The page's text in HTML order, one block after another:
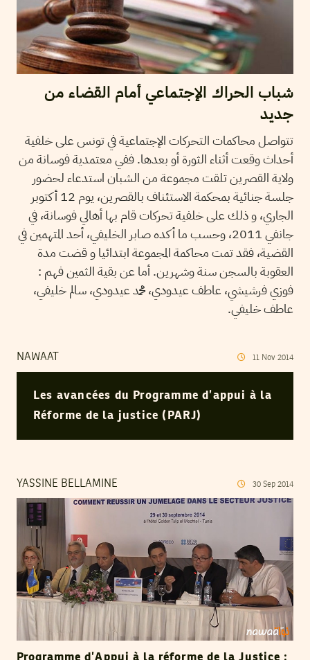
شباب الحراك الإجتماعي أمام القضاء من
جديد
تتواصل محاكمات التحركات الإجتماعية في تونس على خلفية
أحداث وقعت أثناء الثورة أو بعدها. ففي معتمدية فوسانة من
ولاية القصرين تلقت مجموعة من الشبان استدعاء لحضور
جلسة جنائية بمحكمة الاستئناف بالقصرين، يوم 12 أكتوبر
الجاري، و ذلك على خلفية تحركات قام بها أهالي فوسانة، في
جانفي 2011، وحسب ما أكده صابر الخليفي، أحد المتهمين في
القضية، فقد تمت محاكمة المجموعة ابتدائيا و قضت مدة
العقوبة بالسجن سنة وشهرين. أما عن بقية الثمين فهم :
فوزي فرشيشي، عاطف عيدودي، محمد عيدودي، سالم خليفي،
عاطف خليفي.
NAWAAT 11 Nov 2014
Les avancées du Programme d’appui à la
Réforme de la justice (PARJ)
YASSINE BELLAMINE 30 Sep 2014
Programme d’Appui à la réforme de la Justice :